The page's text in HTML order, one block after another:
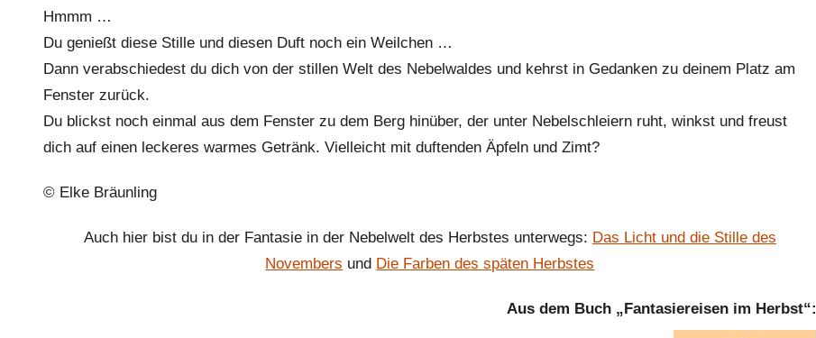
Hmmm …
Du genießt diese Stille und diesen Duft noch ein Weilchen …
Dann verabschiedest du dich von der stillen Welt des Nebelwaldes und kehrst in Gedanken zu deinem Platz am
Fenster zurück.
Du blickst noch einmal aus dem Fenster zu dem Berg hinüber, der unter Nebelschleiern ruht, winkst und freust
dich auf einen leckeres warmes Getränk. Vielleicht mit duftenden Äpfeln und Zimt?
© Elke Bräunling
Auch hier bist du in der Fantasie in der Nebelwelt des Herbstes unterwegs: Das Licht und die Stille des
Novembers und Die Farben des späten Herbstes
Aus dem Buch „Fantasiereisen im Herbst“: